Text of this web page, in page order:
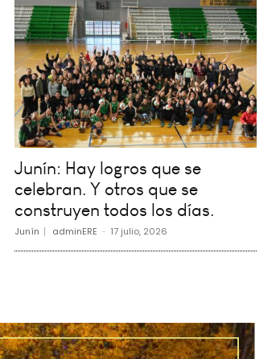
Junín: Hay logros que se
celebran. Y otros que se
construyen todos los días.
Junín adminERE - 17 julio, 2026